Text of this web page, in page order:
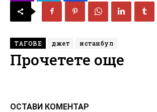
ТАГОВЕ джет истанбул
Прочетете още
ОСТАВИ КОМЕНТАР